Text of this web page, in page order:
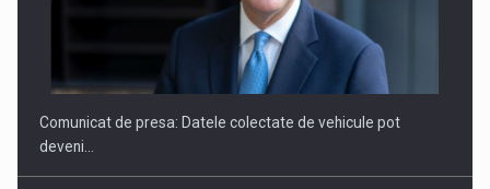
SAPTE PERSONALITATI DIN MEDIUL DE AFACERI, ACADEMIC
Comunicat de presa: Datele colectate de vehicule pot
deveni…